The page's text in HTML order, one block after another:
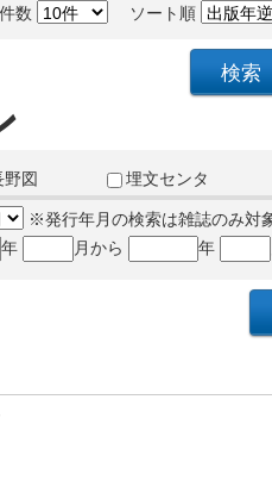
数 ソート順
野図
埋文センタ
※発行年月の検索は雑誌のみ対
年
月から 年